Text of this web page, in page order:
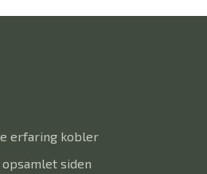
erfaring kobler
opsamlet siden